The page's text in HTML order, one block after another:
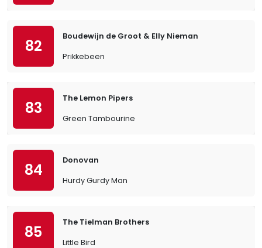
82
Boudewijn de Groot & Elly Nieman
Prikkebeen
83
The Lemon Pipers
Green Tambourine
84
Donovan
Hurdy Gurdy Man
85
The Tielman Brothers
Little Bird